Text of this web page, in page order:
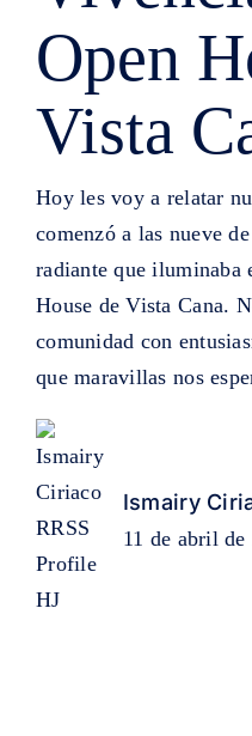
Open
Vista
Hoy les voy a relatar
comenzó a las nueve
radiante que iluminaba
House de Vista Cana.
comunidad con
que maravillas nos
Ismairy
11 de abril de